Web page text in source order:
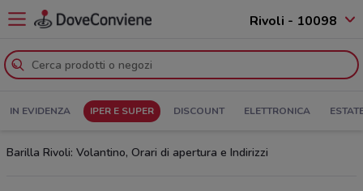
Rivoli - 10098
IN EVIDENZA IPER E SUPER DISCOUNT ELETTRONICA
Barilla Rivoli: Volantino, Orari di apertura e Indirizzi